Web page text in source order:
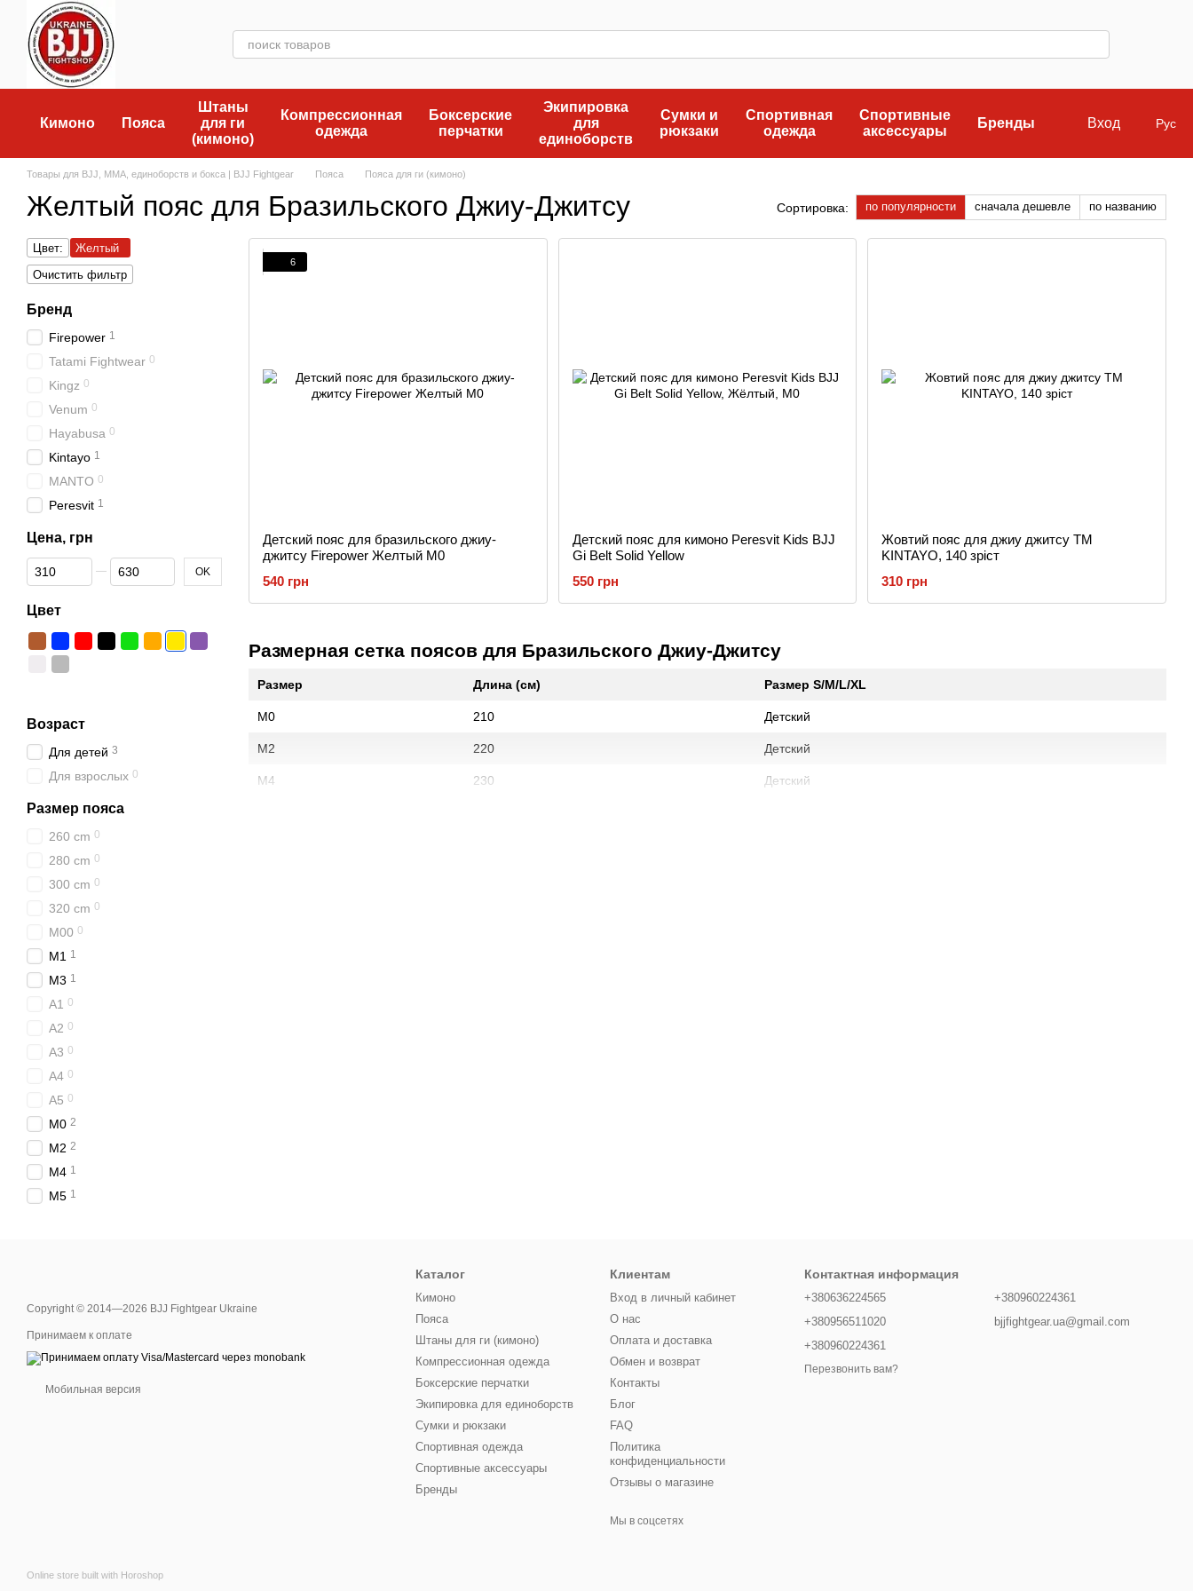
Перейти к основному контенту
Кимоно Пояса
Штаны
для ги
(кимоно)
Компрессионная
одежда
Боксерские
перчатки
Экипировка
для
единоборств
Сумки и
рюкзаки
Спортивная
одежда
Спортивные
аксессуары
Бренды Вход Рус
Товары для BJJ, MMA, единоборств и бокса | BJJ Fightgear Пояса Пояса для ги (кимоно)
Желтый пояс для Бразильского Джиу-Джитсу Сортировка: по популярности сначала дешевле по названию
Размерная сетка поясов для Бразильского Джиу-Джитсу
Размер Длина (см) Размер S/M/L/XL
M0 210 Детский
M2 220 Детский
M4 230 Детский
6
Детский пояс для бразильского джиу-
джитсу Firepower Желтый M0
540 грн
Детский пояс для кимоно Peresvit Kids BJJ
Gi Belt Solid Yellow
550 грн
Жовтий пояс для джиу джитсу ТМ
KINTAYO, 140 зріст
310 грн
Цвет:
Желтый
Очистить фильтр
Бренд
Firepower 1
Tatami Fightwear 0
Kingz 0
Venum 0
Hayabusa 0
Kintayo 1
MANTO 0
Peresvit 1
Цена, грн
От Цена, грн
До Цена, грн OK
Цвет
Возраст
Для детей 3
Для взрослых 0
Размер пояса
260 cm 0
280 cm 0
300 cm 0
320 cm 0
M00 0
M1 1
M3 1
A1 0
A2 0
A3 0
A4 0
A5 0
M0 2
M2 2
M4 1
M5 1
Copyright © 2014—2026 BJJ Fightgear Ukraine
Принимаем к оплате
Мобильная версия
Online store built with Horoshop
Каталог
Кимоно
Пояса
Штаны для ги (кимоно)
Компрессионная одежда
Боксерские перчатки
Экипировка для единоборств
Сумки и рюкзаки
Спортивная одежда
Спортивные аксессуары
Бренды
Клиентам
Вход в личный кабинет
О нас
Оплата и доставка
Обмен и возврат
Контакты
Блог
FAQ
Политика
конфиденциальности
Отзывы о магазине
Мы в соцсетях
Контактная информация
+380636224565
+380956511020
+380960224361
Перезвонить вам?
+380960224361
bjjfightgear.ua@gmail.com